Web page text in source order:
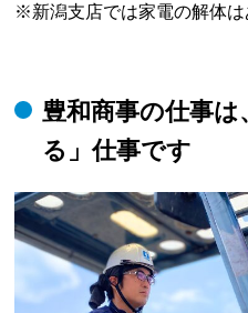
※新潟支店では家電の解体は
豊和商事の仕事は
る」仕事です